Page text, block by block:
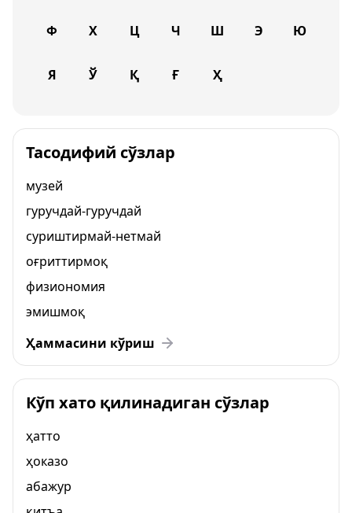
Ф Х Ц Ч Ш Э Ю
Я Ў Қ Ғ Ҳ
Тасодифий сўзлар
музей
гуручдай-гуручдай
суриштирмай-нетмай
оғриттирмоқ
физиономия
эмишмоқ
Ҳаммасини кўриш
Кўп хато қилинадиган сўзлар
ҳатто
ҳоказо
абажур